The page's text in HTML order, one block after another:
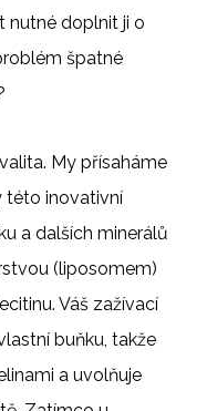
nutné doplnit ji o
špatné
My přísaháme
této inovativní
a dalších minerálů
(liposomem)
Váš zažívací
buňku, takže
a uvolňuje